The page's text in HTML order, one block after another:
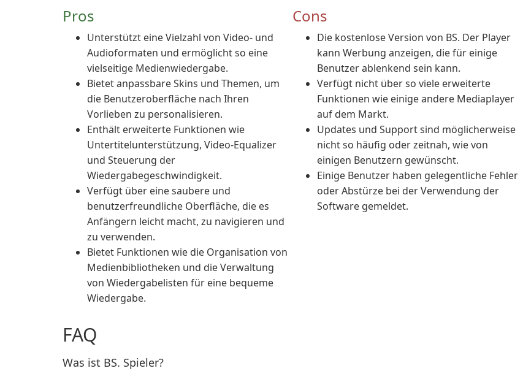
Pros
Unterstützt eine Vielzahl von Video- und
Audioformaten und ermöglicht so eine
vielseitige Medienwiedergabe.
Bietet anpassbare Skins und Themen, um
die Benutzeroberfläche nach Ihren
Vorlieben zu personalisieren.
Enthält erweiterte Funktionen wie
Untertitelunterstützung, Video-Equalizer
und Steuerung der
Wiedergabegeschwindigkeit.
Verfügt über eine saubere und
benutzerfreundliche Oberfläche, die es
Anfängern leicht macht, zu navigieren und
zu verwenden.
Bietet Funktionen wie die Organisation von
Medienbibliotheken und die Verwaltung
von Wiedergabelisten für eine bequeme
Wiedergabe.
Cons
Die kostenlose Version von BS. Der Player
kann Werbung anzeigen, die für einige
Benutzer ablenkend sein kann.
Verfügt nicht über so viele erweiterte
Funktionen wie einige andere Mediaplayer
auf dem Markt.
Updates und Support sind möglicherweise
nicht so häufig oder zeitnah, wie von
einigen Benutzern gewünscht.
Einige Benutzer haben gelegentliche Fehler
oder Abstürze bei der Verwendung der
Software gemeldet.
FAQ
Was ist BS. Spieler?